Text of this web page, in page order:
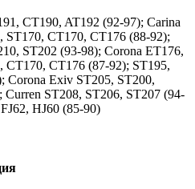
CT190, AT192 (92-97); Carina
ST170, CT170, CT176 (88-92);
ST202 (93-98); Corona ET176,
CT170, CT176 (87-92); ST195,
Corona Exiv ST205, ST200,
ST208, ST206, ST207 (94-
HJ60 (85-90)